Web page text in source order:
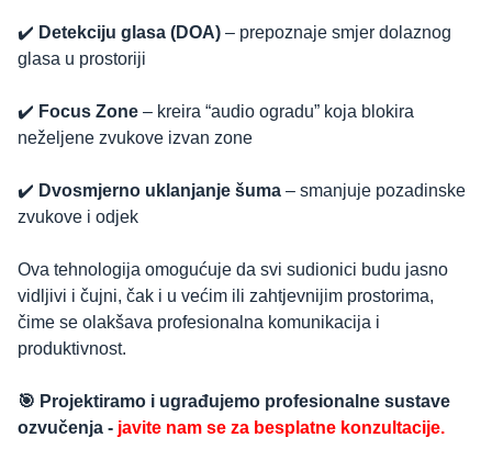
✔️ Detekciju glasa (DOA) – prepoznaje smjer dolaznog
glasa u prostoriji
✔️ Focus Zone – kreira “audio ogradu” koja blokira
neželjene zvukove izvan zone
✔️ Dvosmjerno uklanjanje šuma – smanjuje pozadinske
zvukove i odjek
Ova tehnologija omogućuje da svi sudionici budu jasno
vidljivi i čujni, čak i u većim ili zahtjevnijim prostorima,
čime se olakšava profesionalna komunikacija i
produktivnost.
🎯 Projektiramo i ugrađujemo profesionalne sustave
ozvučenja - javite nam se za besplatne konzultacije.